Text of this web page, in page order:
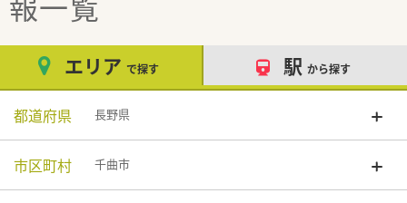
エリア で探す 駅 から探す
都道府県 長野県
市区町村 千曲市